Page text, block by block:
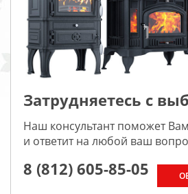
Затрудняетесь с
Наш консультант поможет
и ответит на любой ваш
8 (812) 605-85-05